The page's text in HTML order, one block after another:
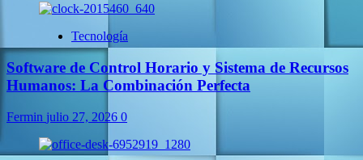
Tecnología
Software de Control Horario y Sistema de Recursos
Humanos: La Combinación Perfecta
Fermin julio 27, 2026 0